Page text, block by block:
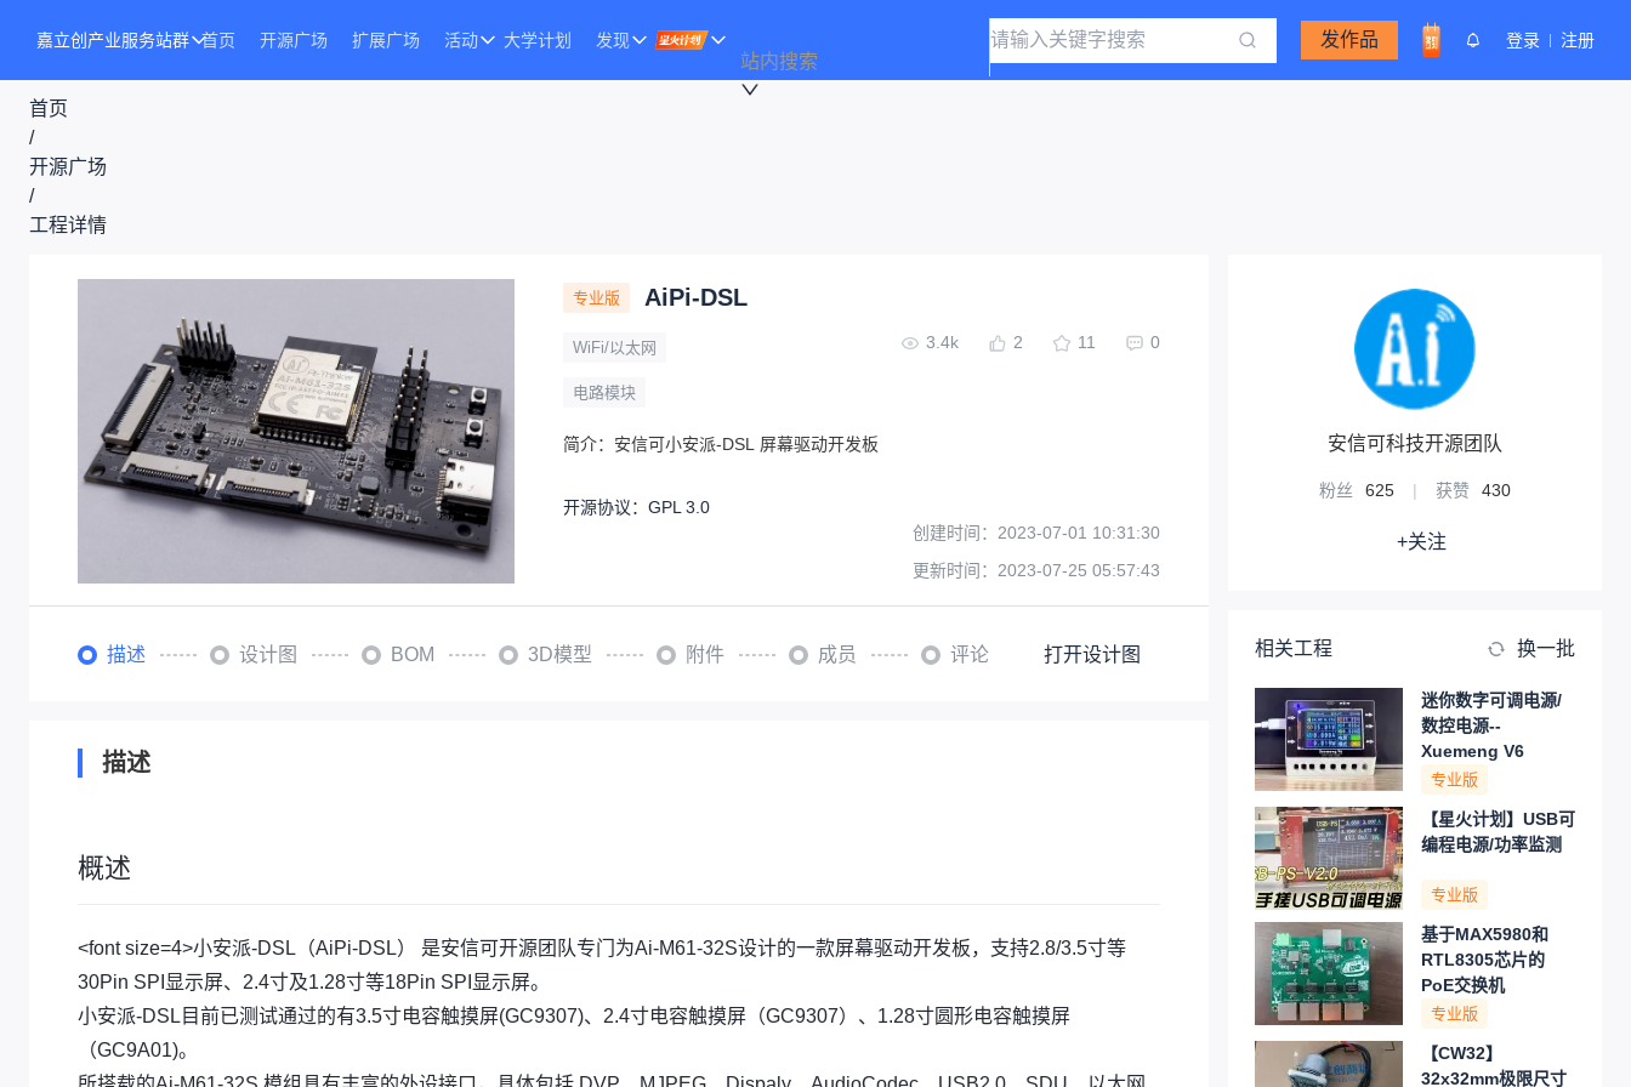
嘉立创产业服务站群 首页 开源广场 扩展广场 活动 大学计划 发现
站内搜索
发作品 登录 注册
首页
/
开源广场
/
工程详情
专业版 AiPi-DSL
WiFi/以太网
电路模块
3.4k 2 11 0
简介： 安信可小安派-DSL 屏幕驱动开发板
开源协议： GPL 3.0
创建时间： 2023-07-01 10:31:30
更新时间： 2023-07-25 05:57:43
描述 设计图 BOM 3D模型 附件 成员 评论 打开设计图
描述
概述
<font size=4>小安派-DSL（AiPi-DSL） 是安信可开源团队专门为Ai-M61-32S设计的一款屏幕驱动开发板，支持2.8/3.5寸等
30Pin SPI显示屏、2.4寸及1.28寸等18Pin SPI显示屏。
小安派-DSL目前已测试通过的有3.5寸电容触摸屏(GC9307)、2.4寸电容触摸屏（GC9307）、1.28寸圆形电容触摸屏
（GC9A01)。
安信可科技开源团队
粉丝 625 | 获赞 430
+关注
相关工程 换一批
迷你数字可调电源/
数控电源--
Xuemeng V6
专业版
【星火计划】USB可
编程电源/功率监测
专业版
基于MAX5980和
RTL8305芯片的
PoE交换机
专业版
【CW32】
32x32mm极限尺寸